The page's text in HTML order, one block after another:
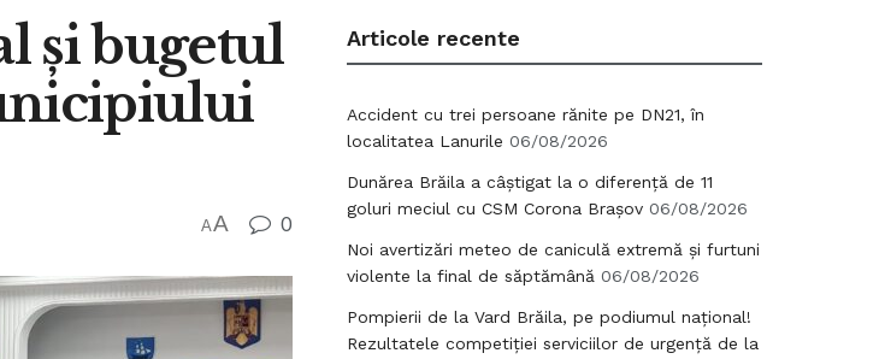
și bugetul
AA 0
Articole recente
Accident cu trei persoane rănite pe DN21, în
localitatea Lanurile 06/08/2026
Dunărea Brăila a câștigat la o diferență de 11
goluri meciul cu CSM Corona Brașov 06/08/2026
Noi avertizări meteo de caniculă extremă și furtuni
violente la final de săptămână 06/08/2026
Pompierii de la Vard Brăila, pe podiumul național!
Rezultatele competiției serviciilor de urgență de la